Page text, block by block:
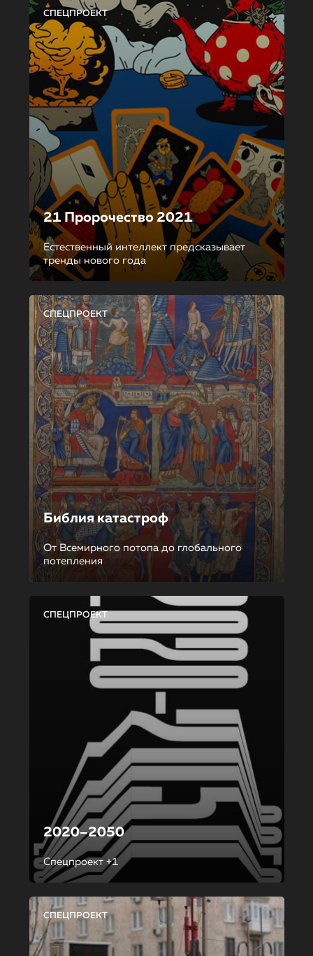
СПЕЦПРОЕКТ
21 Пророчество 2021
Естественный интеллект предсказывает
тренды нового года
СПЕЦПРОЕКТ
Библия катастроф
От Всемирного потопа до глобального
потепления
СПЕЦПРОЕКТ
2020–2050
Спецпроект +1
СПЕЦПРОЕКТ